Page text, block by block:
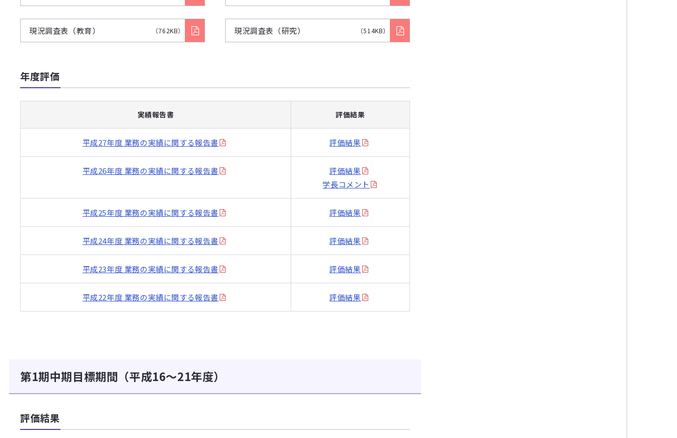
現況調査表（教育） （762KB） 現況調査表（研究） （514KB）
年度評価
実績報告書 評価結果
平成27年度 業務の実績に関する報告書 評価結果
平成26年度 業務の実績に関する報告書
評価結果
学長コメント
平成25年度 業務の実績に関する報告書 評価結果
平成24年度 業務の実績に関する報告書 評価結果
平成23年度 業務の実績に関する報告書 評価結果
平成22年度 業務の実績に関する報告書 評価結果
第1期中期目標期間（平成16～21年度）
評価結果